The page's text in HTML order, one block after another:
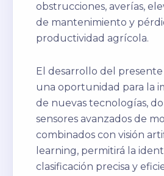
obstrucciones, averías,
de mantenimiento y
productividad agrícola.
El desarrollo del
una oportunidad para la
de nuevas tecnologías,
sensores avanzados de
combinados con visión
learning, permitirá la
clasificación precisa y